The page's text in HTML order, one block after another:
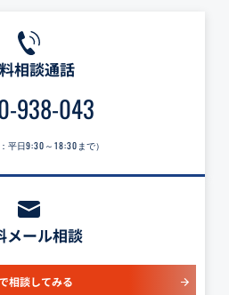
相談通話
938-043
平日9:30～18:30 まで）
メール相談
相談してみる